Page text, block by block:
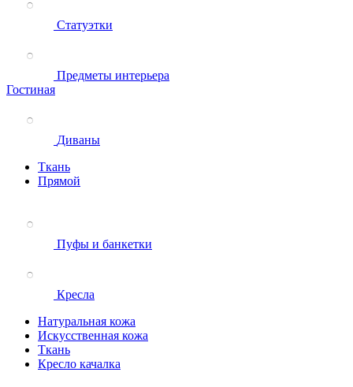
Статуэтки
Предметы интерьера
Гостиная
Диваны
Ткань
Прямой
Пуфы и банкетки
Кресла
Натуральная кожа
Искусственная кожа
Ткань
Кресло качалка